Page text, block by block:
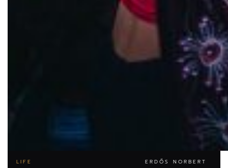
LIFE ERDŐS NORBERT